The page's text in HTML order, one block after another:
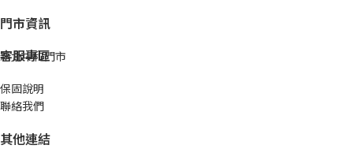
門市資訊
新北中和門市
客服專區
保固說明
聯絡我們
其他連結